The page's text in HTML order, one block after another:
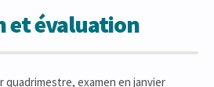
et évaluation
quadrimestre, examen en janvier